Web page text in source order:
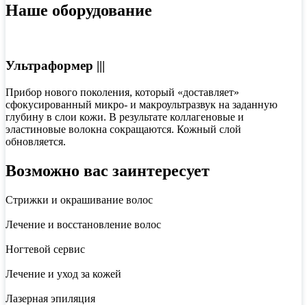
Наше оборудование
Ультраформер |||
Прибор нового поколения, который «доставляет»
сфокусированный микро- и макроультразвук на заданную
глубину в слои кожи. В результате коллагеновые и
эластиновые волокна сокращаются. Кожный слой
обновляется.
Возможно вас заинтересует
Стрижки и окрашивание волос
Лечение и восстановление волос
Ногтевой сервис
Лечение и уход за кожей
Лазерная эпиляция